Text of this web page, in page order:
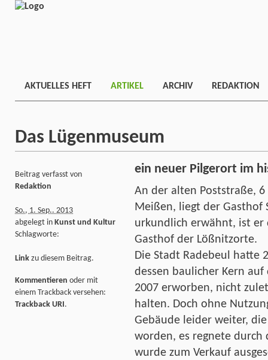
AKTUELLES HEFT ARTIKEL ARCHIV REDAKTION
Das Lügenmuseum
ein neuer Pilgerort im
An der alten Poststraße,
Meißen, liegt der Gasthof
urkundlich erwähnt, ist er
Gasthof der Lößnitzorte.
Die Stadt Radebeul hatte
dessen baulicher Kern
2007 erworben, nicht
halten. Doch ohne
Gebäude leider weiter,
worden, es regnete durch
wurde zum Verkauf
Beitrag verfasst von
Redaktion
So., 1. Sep.. 2013
abgelegt in Kunst und Kultur
Schlagworte:
Link zu diesem Beitrag.
Kommentieren oder mit
einem Trackback versehen:
Trackback URI.